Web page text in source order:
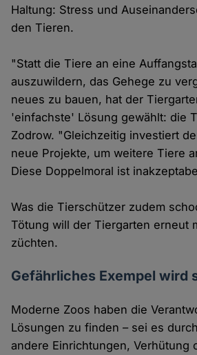
Haltung: Stress und
den Tieren.
"Statt die Tiere an eine
auszuwildern, das Gehege zu
neues zu bauen, hat der
'einfachste' Lösung gewählt: die
Zodrow. "Gleichzeitig investiert
neue Projekte, um weitere Tiere
Diese Doppelmoral ist
Was die Tierschützer zudem
Tötung will der Tiergarten erneut
züchten.
Gefährliches Exempel wird
Moderne Zoos haben die
Lösungen zu finden – sei es
andere Einrichtungen, Verhütung